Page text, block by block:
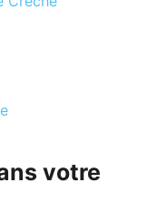
votre